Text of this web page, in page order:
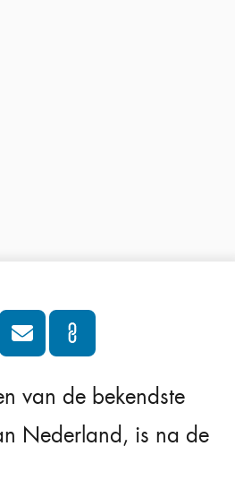
van de bekendste
Nederland, is na de